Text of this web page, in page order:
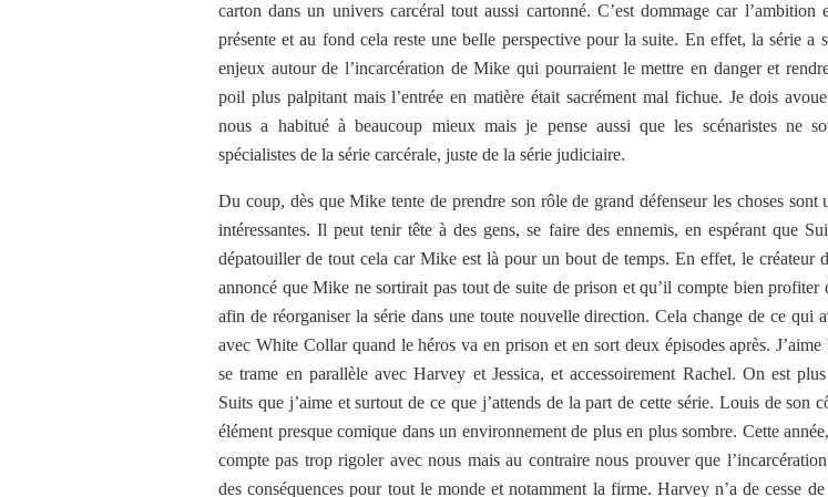
carton dans un univers carcéral tout aussi cartonné. C’est dommage car l’ambition
présente et au fond cela reste une belle perspective pour la suite. En effet, la série a
enjeux autour de l’incarcération de Mike qui pourraient le mettre en danger et
poil plus palpitant mais l’entrée en matière était sacrément mal fichue. Je dois
nous a habitué à beaucoup mieux mais je pense aussi que les scénaristes ne
spécialistes de la série carcérale, juste de la série judiciaire.
Du coup, dès que Mike tente de prendre son rôle de grand défenseur les choses sont
intéressantes. Il peut tenir tête à des gens, se faire des ennemis, en espérant que
dépatouiller de tout cela car Mike est là pour un bout de temps. En effet, le créateur
annoncé que Mike ne sortirait pas tout de suite de prison et qu’il compte bien profiter
afin de réorganiser la série dans une toute nouvelle direction. Cela change de ce qui
avec White Collar quand le héros va en prison et en sort deux épisodes après.
se trame en parallèle avec Harvey et Jessica, et accessoirement Rachel. On est
Suits que j’aime et surtout de ce que j’attends de la part de cette série. Louis de son
élément presque comique dans un environnement de plus en plus sombre. Cette
compte pas trop rigoler avec nous mais au contraire nous prouver que
des conséquences pour tout le monde et notamment la firme. Harvey n’a de cesse